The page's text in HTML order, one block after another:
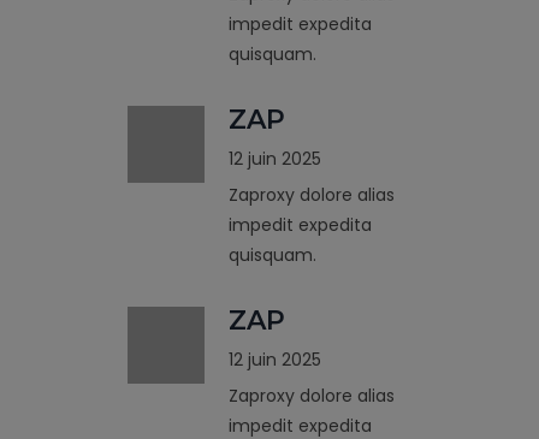
impedit expedita
quisquam.
ZAP
12 juin 2025
Zaproxy dolore alias
impedit expedita
quisquam.
ZAP
12 juin 2025
Zaproxy dolore alias
impedit expedita